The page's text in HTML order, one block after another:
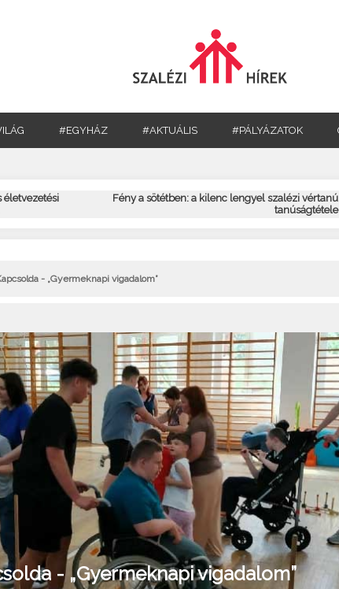
#EGYHÁZ #AKTUÁLIS #PÁLYÁZATOK
életvezetési
Fény a sötétben: a kilenc lengyel szalézi vértanú
tanúságtétele
- „Gyermeknapi vigadalom”
- „Gyermeknapi vigadalom”